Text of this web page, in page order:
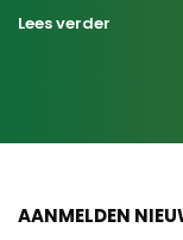
Lees verder
AANMELDEN